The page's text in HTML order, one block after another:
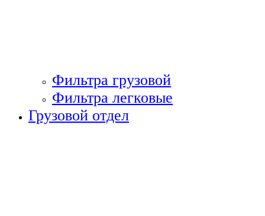
Фильтра грузовой
Фильтра легковые
Грузовой отдел